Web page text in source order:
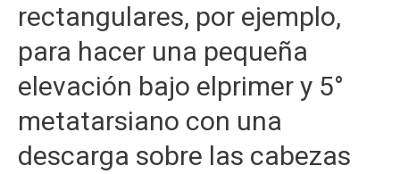
rectangulares, por ejemplo,
para hacer una pequeña
elevación bajo elprimer y 5°
metatarsiano con una
descarga sobre las cabezas